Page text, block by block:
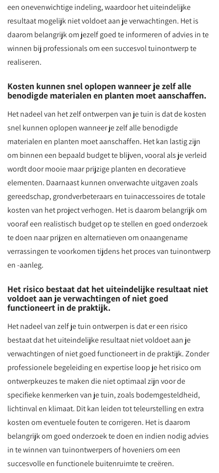
een onevenwichtige indeling, waardoor het uiteindelijke
resultaat mogelijk niet voldoet aan je verwachtingen. Het is
daarom belangrijk om jezelf goed te informeren of advies in te
winnen bij professionals om een succesvol tuinontwerp te
realiseren.
Kosten kunnen snel oplopen wanneer je zelf alle
benodigde materialen en planten moet aanschaffen.
Het nadeel van het zelf ontwerpen van je tuin is dat de kosten
snel kunnen oplopen wanneer je zelf alle benodigde
materialen en planten moet aanschaffen. Het kan lastig zijn
om binnen een bepaald budget te blijven, vooral als je verleid
wordt door mooie maar prijzige planten en decoratieve
elementen. Daarnaast kunnen onverwachte uitgaven zoals
gereedschap, grondverbeteraars en tuinaccessoires de totale
kosten van het project verhogen. Het is daarom belangrijk om
vooraf een realistisch budget op te stellen en goed onderzoek
te doen naar prijzen en alternatieven om onaangename
verrassingen te voorkomen tijdens het proces van tuinontwerp
en -aanleg.
Het risico bestaat dat het uiteindelijke resultaat niet
voldoet aan je verwachtingen of niet goed
functioneert in de praktijk.
Het nadeel van zelf je tuin ontwerpen is dat er een risico
bestaat dat het uiteindelijke resultaat niet voldoet aan je
verwachtingen of niet goed functioneert in de praktijk. Zonder
professionele begeleiding en expertise loop je het risico om
ontwerpkeuzes te maken die niet optimaal zijn voor de
specifieke kenmerken van je tuin, zoals bodemgesteldheid,
lichtinval en klimaat. Dit kan leiden tot teleurstelling en extra
kosten om eventuele fouten te corrigeren. Het is daarom
belangrijk om goed onderzoek te doen en indien nodig advies
in te winnen van tuinontwerpers of hoveniers om een
succesvolle en functionele buitenruimte te creëren.